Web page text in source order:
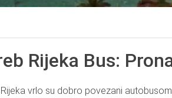
Rijeka Bus:
vrlo su dobro povezani